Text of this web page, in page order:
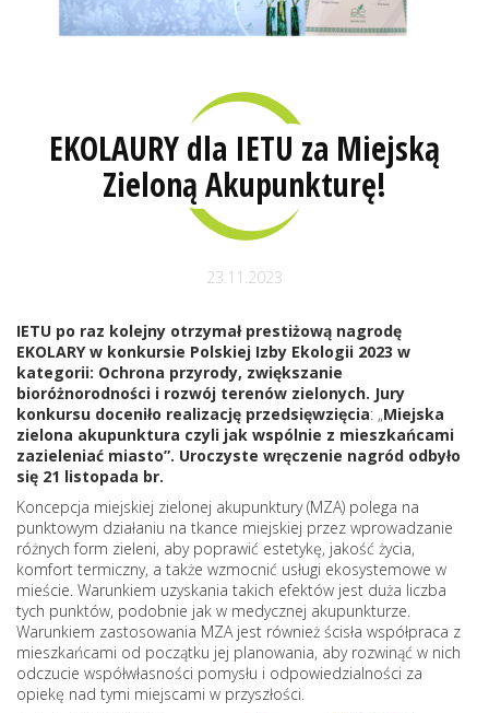
EKOLAURY dla IETU za Miejską
Zieloną Akupunkturę!
23.11.2023
IETU po raz kolejny otrzymał prestiżową nagrodę
EKOLARY w konkursie Polskiej Izby Ekologii 2023 w
kategorii: Ochrona przyrody, zwiększanie
bioróżnorodności i rozwój terenów zielonych. Jury
konkursu doceniło realizację przedsięwzięcia: „Miejska
zielona akupunktura czyli jak wspólnie z mieszkańcami
zazieleniać miasto”. Uroczyste wręczenie nagród odbyło
się 21 listopada br.
Koncepcja miejskiej zielonej akupunktury (MZA) polega na
punktowym działaniu na tkance miejskiej przez wprowadzanie
różnych form zieleni, aby poprawić estetykę, jakość życia,
komfort termiczny, a także wzmocnić usługi ekosystemowe w
mieście. Warunkiem uzyskania takich efektów jest duża liczba
tych punktów, podobnie jak w medycznej akupunkturze.
Warunkiem zastosowania MZA jest również ścisła współpraca z
mieszkańcami od początku jej planowania, aby rozwinąć w nich
odczucie współwłasności pomysłu i odpowiedzialności za
opiekę nad tymi miejscami w przyszłości.